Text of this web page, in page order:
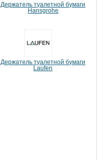
Держатель туалетной бумаги
Hansgrohe
Держатель туалетной бумаги
Laufen